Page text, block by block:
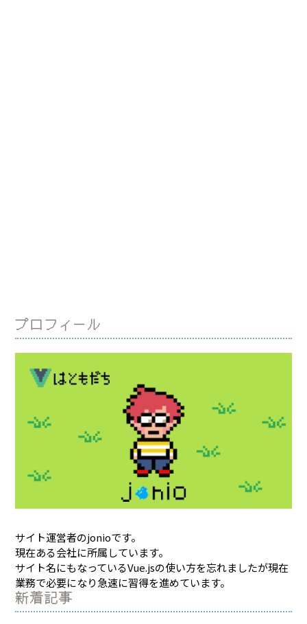
プロフィール
サイト運営者のjonioです。
現在ある会社に所属しています。
サイト名にもなっているVue.jsの使い方を忘れましたが現在
業務で必要になり急速に習得を進めています。
新着記事